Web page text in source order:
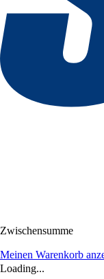
Zwischensumme
Meinen Warenkorb
Loading...